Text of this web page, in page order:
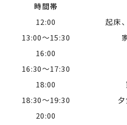
時間帯
12:00
起床
13:00〜15:30
16:00
16:30〜17:30
18:00
18:30〜19:30
20:00